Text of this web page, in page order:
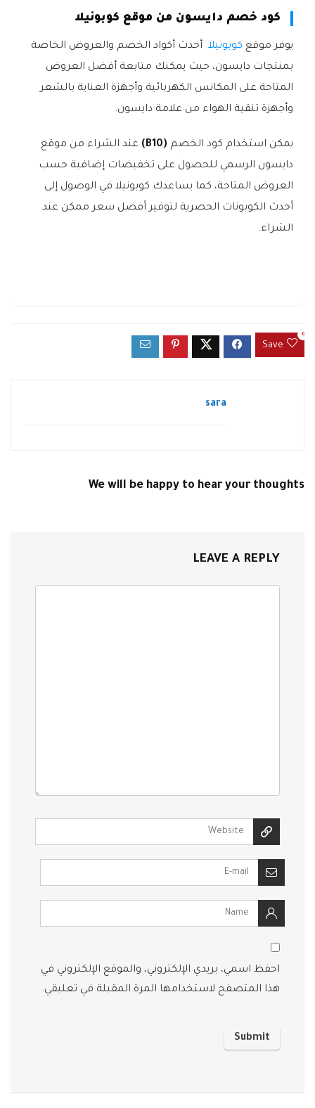
كود خصم دايسون من موقع كوبونيلا
يوفر موقع كوبونيلا أحدث أكواد الخصم والعروض الخاصة
بمنتجات دايسون، حيث يمكنك متابعة أفضل العروض
المتاحة على المكانس الكهربائية وأجهزة العناية بالشعر
وأجهزة تنقية الهواء من علامة دايسون.
يمكن استخدام كود الخصم (B10)
عند الشراء من موقع
دايسون الرسمي للحصول على تخفيضات إضافية حسب
العروض المتاحة، كما يساعدك كوبونيلا في الوصول إلى
أحدث الكوبونات الحصرية لتوفير أفضل سعر ممكن عند
الشراء.
Save
0
sara
We will be happy to hear your thoughts
LEAVE A REPLY
احفظ اسمي، بريدي الإلكتروني، والموقع الإلكتروني في
هذا المتصفح لاستخدامها المرة المقبلة في تعليقي.